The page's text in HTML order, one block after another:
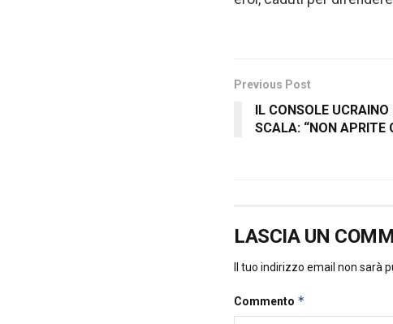
Previous Post
IL CONSOLE
SCALA: “NON APRITE
LASCIA UN
Il tuo indirizzo email non sarà
Commento *